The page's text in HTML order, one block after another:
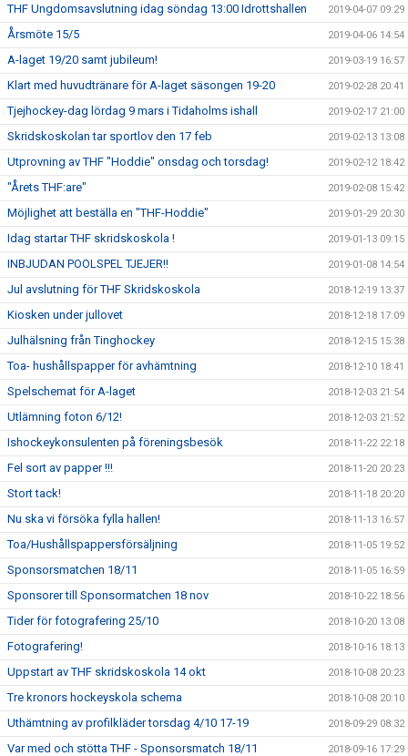
THF Ungdomsavslutning idag söndag 13:00 Idrottshallen 2019-04-07 09:29
Årsmöte 15/5 2019-04-06 14:54
A-laget 19/20 samt jubileum! 2019-03-19 16:57
Klart med huvudtränare för A-laget säsongen 19-20 2019-02-28 20:41
Tjejhockey-dag lördag 9 mars i Tidaholms ishall 2019-02-17 21:00
Skridskoskolan tar sportlov den 17 feb 2019-02-13 13:08
Utprovning av THF "Hoddie" onsdag och torsdag! 2019-02-12 18:42
"Årets THF:are" 2019-02-08 15:42
Möjlighet att beställa en "THF-Hoddie" 2019-01-29 20:30
Idag startar THF skridskoskola ! 2019-01-13 09:15
INBJUDAN POOLSPEL TJEJER!! 2019-01-08 14:54
Jul avslutning för THF Skridskoskola 2018-12-19 13:37
Kiosken under jullovet 2018-12-18 17:09
Julhälsning från Tinghockey 2018-12-15 15:38
Toa- hushållspapper för avhämtning 2018-12-10 18:41
Spelschemat för A-laget 2018-12-03 21:54
Utlämning foton 6/12! 2018-12-03 21:52
Ishockeykonsulenten på föreningsbesök 2018-11-22 22:18
Fel sort av papper !!! 2018-11-20 20:23
Stort tack! 2018-11-18 20:20
Nu ska vi försöka fylla hallen! 2018-11-13 16:57
Toa/Hushållspappersförsäljning 2018-11-05 19:52
Sponsorsmatchen 18/11 2018-11-05 16:59
Sponsorer till Sponsormatchen 18 nov 2018-10-22 18:56
Tider för fotografering 25/10 2018-10-20 13:08
Fotografering! 2018-10-16 18:13
Uppstart av THF skridskoskola 14 okt 2018-10-08 20:23
Tre kronors hockeyskola schema 2018-10-08 20:10
Uthämtning av profilkläder torsdag 4/10 17-19 2018-09-29 08:32
Var med och stötta THF - Sponsorsmatch 18/11 2018-09-16 17:29